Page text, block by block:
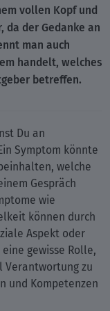
vollen Kopf und
da der Gedanke an
man auch
handelt, welches
betreffen.
Du an
Symptom könnte
welche
Gespräch
wie
können durch
Aspekt oder
gewisse Rolle,
Verantwortung zu
und Kompetenzen